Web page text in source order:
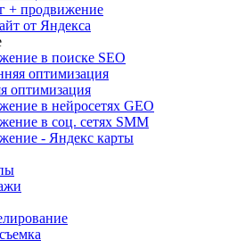
+ продвижение
от Яндекса
в поиске SEO
оптимизация
оптимизация
в нейросетях GEO
в соц. сетях SMM
- Яндекс карты